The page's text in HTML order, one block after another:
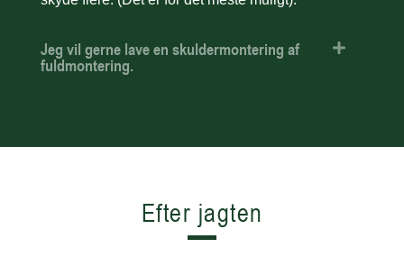
Jeg vil gerne lave en skuldermontering af
fuldmontering.
Efter jagten